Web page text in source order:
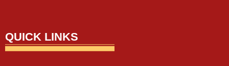
QUICK LINKS